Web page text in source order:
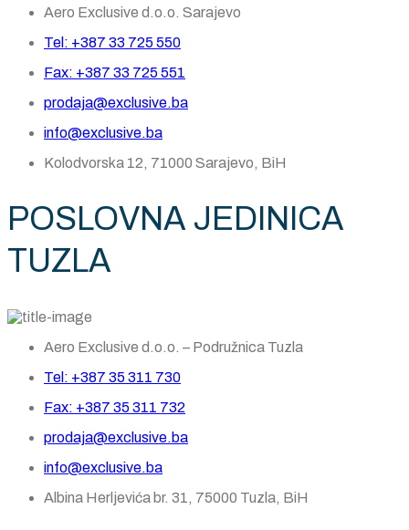
Aero Exclusive d.o.o. Sarajevo
Tel: +387 33 725 550
Fax: +387 33 725 551
prodaja@exclusive.ba
info@exclusive.ba
Kolodvorska 12, 71000 Sarajevo, BiH
POSLOVNA JEDINICA
TUZLA
Aero Exclusive d.o.o. – Podružnica Tuzla
Tel: +387 35 311 730
Fax: +387 35 311 732
prodaja@exclusive.ba
info@exclusive.ba
Albina Herljevića br. 31, 75000 Tuzla, BiH